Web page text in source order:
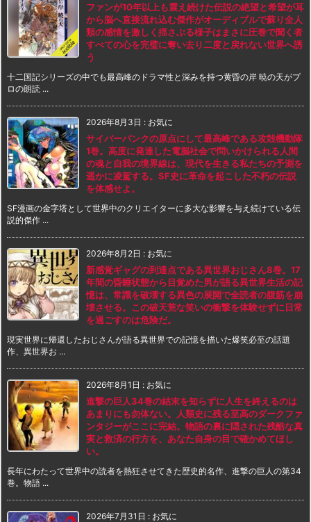
ファンが10年以上も震え続けた伝説の絶望と希望が耳
から脳へ直接流れ込む傑作がオーディブルで蘇り全人
類の感情を激しく揺さぶる様子はまさに圧巻で聞く者
すべての心を完璧に奪い去り二度と戻れない世界へ誘
う
十二国記シリーズの中でも最高峰のドラマ性と深みを持つ黄昏の岸 暁の天がプ
ロの朗読 ...
2026年8月3日 : お気に
サイバーパンクの原点にして最高峰である攻殻機動隊
1巻。高度に発達した電脳社会で問いかけられる人間
の魂と自我の境界線は、現代を生きる私たちの予測を
遥かに凌駕する。SF史に革命を起こした不朽の伝説
を体感せよ。
SF漫画の金字塔として世界中のクリエイターに多大な影響を与え続けている伝
説的傑作 ...
2026年8月2日 : お気に
新感覚ギャグの到達点である異世界おじさん8巻。17
年間の昏睡状態から目覚めた男が語る異世界生活の記
憶は、常識を破壊する異色の展開で全読者の腹筋を崩
壊させる。この破天荒な笑いの衝撃を体験せずに日常
を過ごすのは危険だ。
現実世界に帰還したおじさんが語る異世界での記憶を描いた爆笑必至の話題
作、異世界お ...
2026年8月1日 : お気に
進撃の巨人34巻の結末を知らずに人生を終えるのは
あまりにも勿体ない。人類史に残る至高のダークファ
ンタジーがここに完結。物語の裏に隠された残酷な真
実と救済の行方を、あなた自身の目で確かめてほし
い。
長年にわたって世界中の読者を熱狂させてきた歴史的名作、進撃の巨人の第34
巻。物語 ...
2026年7月31日 : お気に